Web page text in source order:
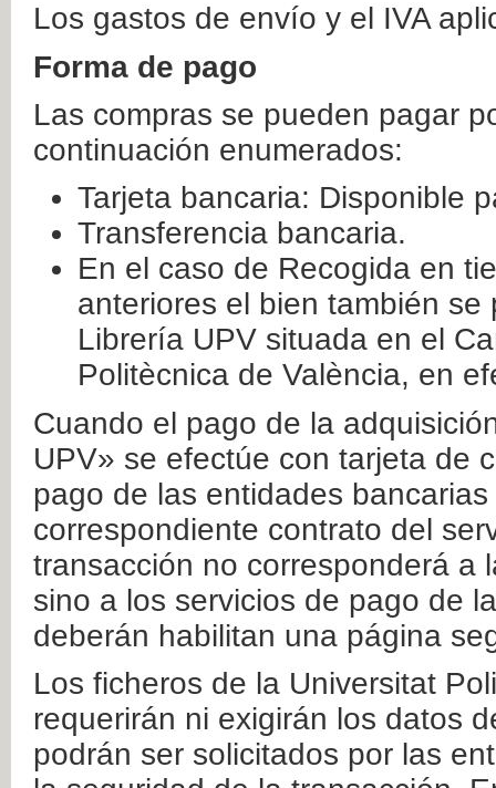
Los gastos de envío y el IVA
Forma de pago
Las compras se pueden pagar
continuación enumerados:
Tarjeta bancaria: Disponible
Transferencia bancaria.
En el caso de Recogida en
anteriores el bien también
Librería UPV situada en el
Politècnica de València, en
Cuando el pago de la
UPV» se efectúe con tarjeta de
pago de las entidades
correspondiente contrato del
transacción no corresponderá a
sino a los servicios de pago de
deberán habilitan una página
Los ficheros de la Universitat
requerirán ni exigirán los datos
podrán ser solicitados por las